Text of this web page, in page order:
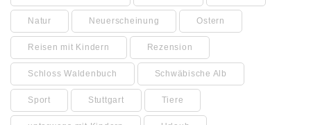
Natur Neuerscheinung Ostern
Reisen mit Kindern Rezension
Schloss Waldenbuch Schwäbische Alb
Sport Stuttgart Tiere